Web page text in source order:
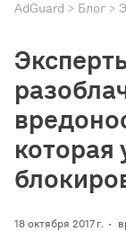
AdGuard Блог
которая
18 октября 2017 г.